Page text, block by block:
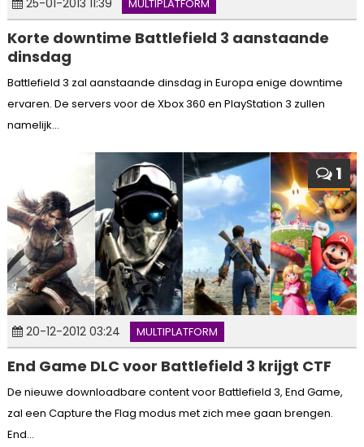
MULTIPLATFORM
Korte downtime Battlefield 3 aanstaande
dinsdag
Battlefield 3 zal aanstaande dinsdag in Europa enige downtime
ervaren. De servers voor de Xbox 360 en PlayStation 3 zullen
namelijk...
1
20-12-2012 03:24 MULTIPLATFORM
End Game DLC voor Battlefield 3 krijgt CTF
De nieuwe downloadbare content voor Battlefield 3, End Game,
zal een Capture the Flag modus met zich mee gaan brengen.
End...